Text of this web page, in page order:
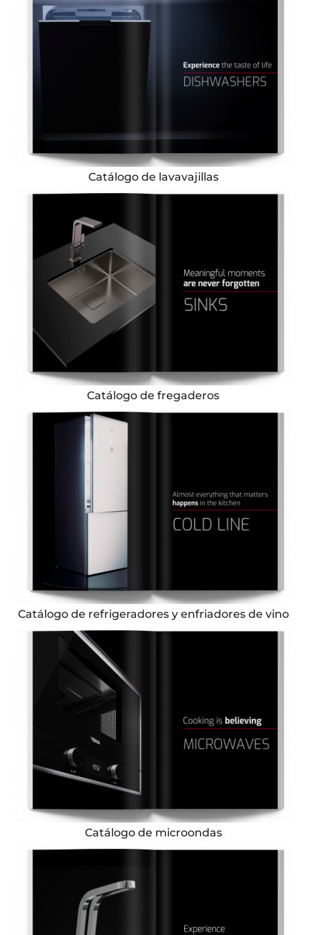
Catálogo de lavavajillas
Catálogo de fregaderos
Catálogo de refrigeradores y enfriadores de vino
Catálogo de microondas